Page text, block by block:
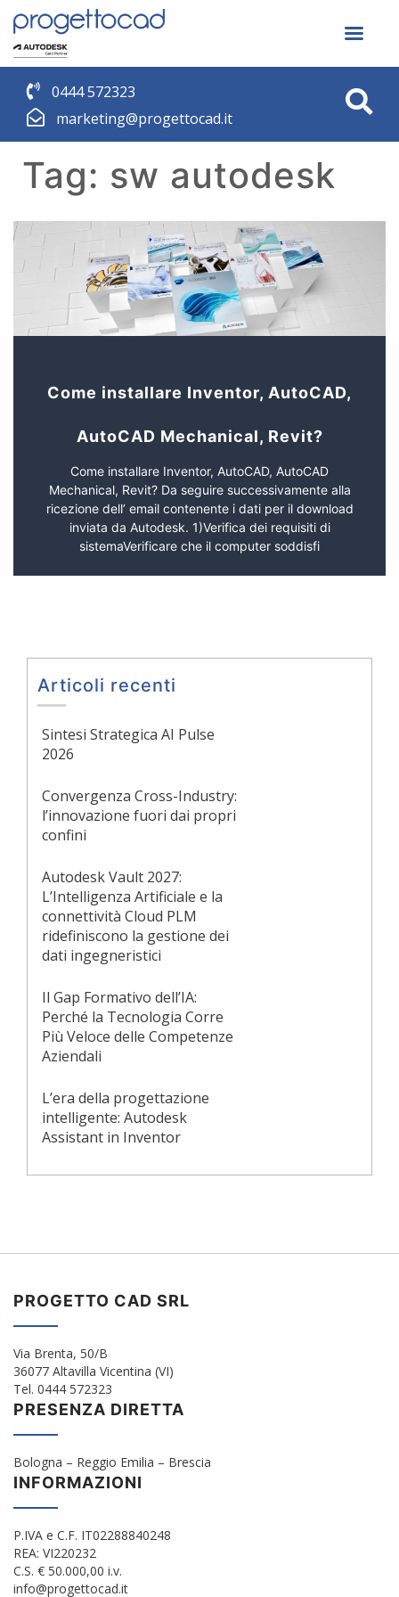
0444 572323
marketing@progettocad.it
Tag: sw autodesk
Come installare Inventor, AutoCAD,
AutoCAD Mechanical, Revit?
Come installare Inventor, AutoCAD, AutoCAD
Mechanical, Revit? Da seguire successivamente alla
ricezione dell’ email contenente i dati per il download
inviata da Autodesk. 1)Verifica dei requisiti di
sistemaVerificare che il computer soddisfi
Articoli recenti
Sintesi Strategica AI Pulse
2026
Convergenza Cross-Industry:
l’innovazione fuori dai propri
confini
Autodesk Vault 2027:
L’Intelligenza Artificiale e la
connettività Cloud PLM
ridefiniscono la gestione dei
dati ingegneristici
Il Gap Formativo dell’IA:
Perché la Tecnologia Corre
Più Veloce delle Competenze
Aziendali
L’era della progettazione
intelligente: Autodesk
Assistant in Inventor
PROGETTO CAD SRL
Via Brenta, 50/B
36077 Altavilla Vicentina (VI)
Tel. 0444 572323
PRESENZA DIRETTA
Bologna – Reggio Emilia – Brescia
INFORMAZIONI
P.IVA e C.F. IT02288840248
REA: VI220232
C.S. € 50.000,00 i.v.
info@progettocad.it